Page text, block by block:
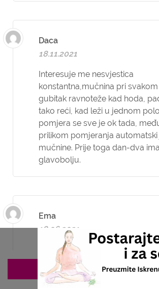
Daca
18.11.2021
Interesuje me nesvjestica
konstantna,mučnina pri
gubitak ravnoteže kad hoda,
tako reći, kad leži u jednom
pomjera se sve je ok tada,
prilikom pomjeranja
mučnine. Prije toga dan-dva
glavobolju.
Ema
18.06.2021
Postovnje moj muz ima
dobojo je 2018 I sve je bilo ok u
vreme ima puno vrtoglacicu
mjeseci idem doktorima sve je
ZAKAZIVANJE 063/687-